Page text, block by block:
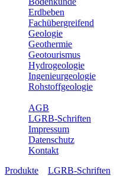
Erdbeben
Fachübergreifend
Geologie
Geothermie
Geotourismus
Hydrogeologie
Ingenieurgeologie
Rohstoffgeologie
AGB
LGRB-Schriften
Impressum
Datenschutz
Kontakt
Produkte
LGRB-Schriften